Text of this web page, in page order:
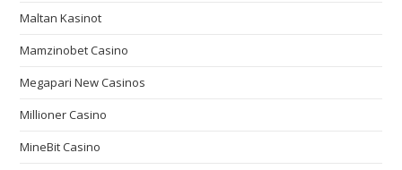
Maltan Kasinot
Mamzinobet Casino
Megapari New Casinos
Millioner Casino
MineBit Casino